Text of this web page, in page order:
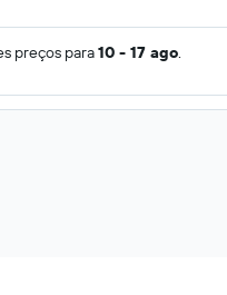
preços para10 - 17 ago.